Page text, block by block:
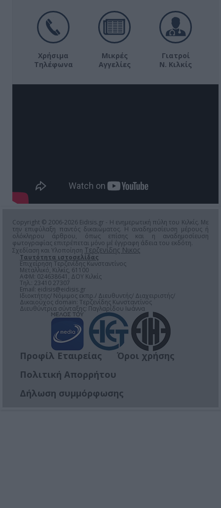
Χρήσιμα
Τηλέφωνα
Μικρές
Αγγελίες
Γιατροί
Ν. Κιλκίς
Copyright © 2006-2026 Eidisis.gr - Η ενημερωτική πύλη του Κιλκίς. Με
την επιφύλαξη παντός δικαιώματος. Η αναδημοσίευση μέρους ή
ολόκληρου άρθρου, όπως επίσης και η αναδημοσίευση
φωτογραφίας επιτρέπεται μόνο μέ έγγραφη άδεια του εκδότη.
Σχεδίαση και Υλοποίηση Τερζενίδης Νικος
Ταυτότητα ιστοσελίδας
Επιχείρηση Τερζενίδης Κωνσταντίνος
Μεταλλικό, Κιλκίς, 61100
ΑΦΜ: 024638641, ΔΟΥ Κιλκίς
Τηλ.: 23410 27307
Email: eidisis@eidisis.gr
Ιδιοκτήτης/ Νόμιμος εκπρ./ Διευθυντής/ Διαχειριστής/
Δικαιούχος domain: Τερζενίδης Κωνσταντίνος
Διευθύντρια σύνταξης: Παγλαρίδου Ιωάννα
Προφίλ Εταιρείας
Όροι χρήσης
Πολιτική Απορρήτου
Δήλωση συμμόρφωσης